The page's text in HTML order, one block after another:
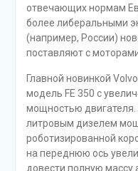
отвечающих нормам
более либеральными
(например, России)
поставляют с
Главной новинкой
модель FE 350 с
мощностью
литровым дизелем
роботизированной
на переднюю ось
довести полную массу